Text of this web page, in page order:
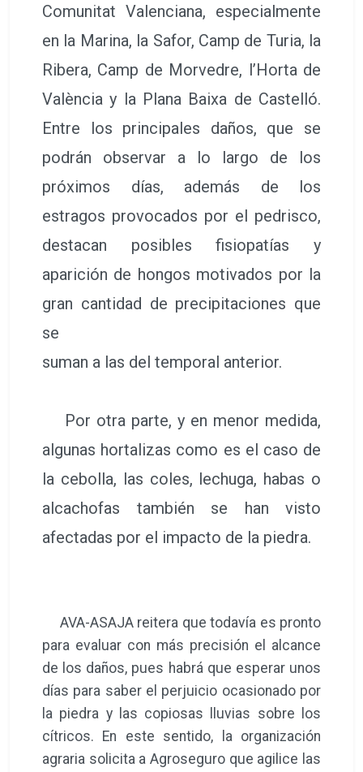
Comunitat Valenciana, especialmente
en la Marina, la Safor, Camp de Turia, la
Ribera, Camp de Morvedre, l’Horta de
València y la Plana Baixa de Castelló.
Entre los principales daños, que se
podrán observar a lo largo de los
próximos días, además de los
estragos provocados por el pedrisco,
destacan posibles fisiopatías y
aparición de hongos motivados por la
gran cantidad de precipitaciones que
se
suman a las del temporal anterior.
Por otra parte, y en menor medida,
algunas hortalizas como es el caso de
la cebolla, las coles, lechuga, habas o
alcachofas también se han visto
afectadas por el impacto de la piedra.
AVA-ASAJA reitera que todavía es pronto
para evaluar con más precisión el alcance
de los daños, pues habrá que esperar unos
días para saber el perjuicio ocasionado por
la piedra y las copiosas lluvias sobre los
cítricos. En este sentido, la organización
agraria solicita a Agroseguro que agilice las